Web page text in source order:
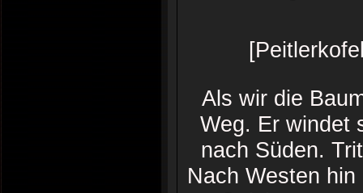
Als wir die
Weg. Er windet
nach Süden.
Nach Westen